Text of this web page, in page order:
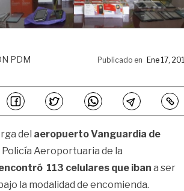
PDM Publicado en Ene 17,
del aeropuerto Vanguardia de
Policía Aeroportuaria de la
113 celulares que iban a ser
la modalidad de encomienda.